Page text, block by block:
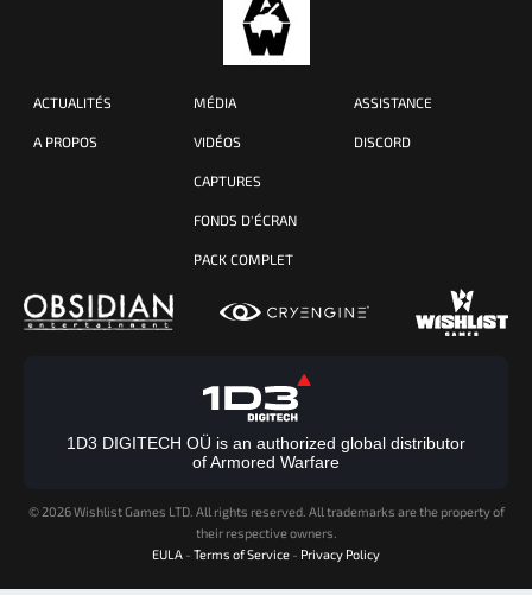
ACTUALITÉS
A PROPOS
MÉDIA
VIDÉOS
CAPTURES
FONDS D'ÉCRAN
PACK COMPLET
ASSISTANCE
DISCORD
1D3 DIGITECH OÜ is an authorized global distributor
of Armored Warfare
© 2026 Wishlist Games LTD. All rights reserved. All trademarks are the property of
their respective owners.
EULA - Terms of Service - Privacy Policy